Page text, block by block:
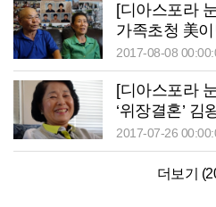
[디아스포라
가족초청 美
부
2017-08-08
[디아스포라
‘위장결혼’ 김
온 미국 ‘절망
안정”
2017-07-26
더보기 (